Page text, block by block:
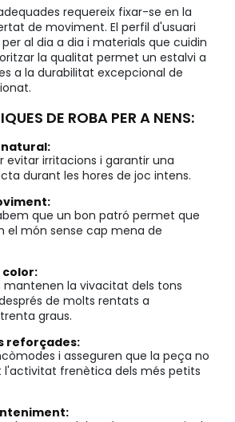
requereix fixar-se en la
de moviment. El perfil d'usuari
al dia a dia i materials que cuidin
la qualitat permet un estalvi a
a la durabilitat excepcional de
DE ROBA PER A NENS:
natural:
evitar irritacions i garantir una
durant les hores de joc intens.
que un bon patró permet que
el món sense cap mena de
color:
mantenen la vivacitat dels tons
de molts rentats a
graus.
reforçades:
i asseguren que la peça no
l'activitat frenètica dels més petits